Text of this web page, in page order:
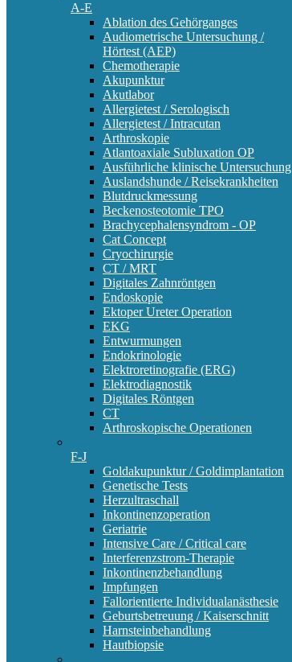
A-E
Ablation des Gehörganges
Audiometrische Untersuchung /
Hörtest (AEP)
Chemotherapie
Akupunktur
Akutlabor
Allergietest / Serologisch
Allergietest / Intracutan
Arthroskopie
Atlantoaxiale Subluxation OP
Ausführliche klinische Untersuchung
Auslandshunde / Reisekrankheiten
Blutdruckmessung
Beckenosteotomie TPO
Brachycephalensyndrom - OP
Cat Concept
Cryochirurgie
CT / MRT
Digitales Zahnröntgen
Endoskopie
Ektoper Ureter Operation
EKG
Entwurmungen
Endokrinologie
Elektroretinografie (ERG)
Elektrodiagnostik
Digitales Röntgen
CT
Arthroskopische Operationen
F-J
Goldakupunktur / Goldimplantation
Genetische Tests
Herzultraschall
Inkontinenzoperation
Geriatrie
Intensive Care / Critical care
Interferenzstrom-Therapie
Inkontinenzbehandlung
Impfungen
Fallorientierte Individualanästhesie
Geburtsbetreuung / Kaiserschnitt
Harnsteinbehandlung
Hautbiopsie